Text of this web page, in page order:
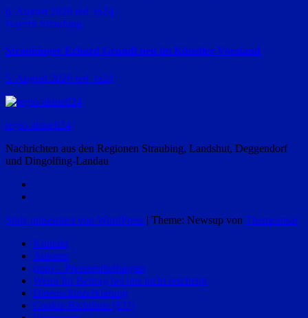
6. August 2026 red_ra24
Bayern Straubing
Straubinger Erhard Grundl neu im Künstler-Vorstand
5. August 2026 red_ra24
regio-aktuell24
Nachrichten aus den Regionen Straubing, Landshut, Deggendorf
und Dingolfing-Landau
Stolz präsentiert von WordPress | Theme: Newsup von Themeansar
Kontakt
Autoren
(pm) – Pressemitteilungen
Wenn Ihr Beitrag bei uns nicht erscheint
Datenschutzerklärung
Cookie-Richtlinie (EU)